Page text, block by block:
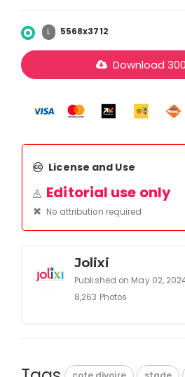
L 5568x3712
Download
License and Use
Editorial use only
No attribution required
Jolixi
Published on May 02,
8,263 Photos